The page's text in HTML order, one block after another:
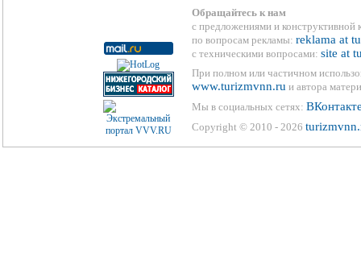
Обращайтесь к нам
с предложениями и конструктивной
по вопросам рекламы: reklama at
с техническими вопросами: site at
При полном или частичном
www.turizmvnn.ru и автора
Мы в социальных сетях:
Copyright © 2010 - 2026